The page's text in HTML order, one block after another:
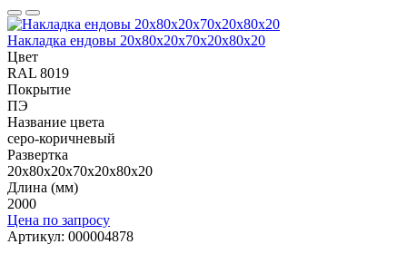
Накладка ендовы 20х80х20х70х20х80x20
Цвет
RAL 8019
Покрытие
ПЭ
Название цвета
серо-коричневый
Развертка
20х80х20х70х20х80x20
Длина (мм)
2000
Цена по запросу
Артикул: 000004878